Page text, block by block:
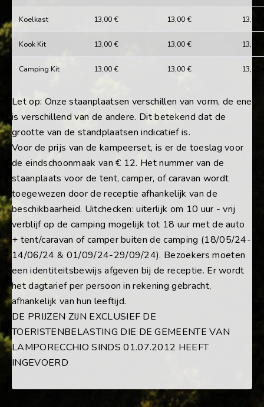
Koelkast 13,00 € 13,00 € 13,00
Kook Kit 13,00 € 13,00 € 13,00
Camping Kit 13,00 € 13,00 € 13,00
Let op: Onze staanplaatsen verschillen van vorm, de ene
is verschillend van de andere. Dit betekend dat de
grootte van de standplaatsen indicatief is.
Voor de prijs van de kampeerset, is er de toeslag voor
de eindschoonmaak van € 12. Het nummer van de
staanplaats voor de tent, camper, of caravan wordt
toegewezen door de receptie afhankelijk van de
beschikbaarheid. Uitchecken: uiterlijk om 10 uur - vrij
verblijf op de camping mogelijk tot 18 uur met de auto
+ tent/caravan of camper buiten de camping (18/05/24-
14/06/24 & 01/09/24-29/09/24). Bezoekers moeten
een identiteitsbewijs afgeven bij de receptie. Er wordt
het dagtarief per persoon in rekening gebracht,
afhankelijk van hun leeftijd.
DE PRIJZEN ZIJN EXCLUSIEF DE
TOERISTENBELASTING DIE DE GEMEENTE VAN
LAMPORECCHIO SINDS 01.07.2012 HEEFT
INGEVOERD